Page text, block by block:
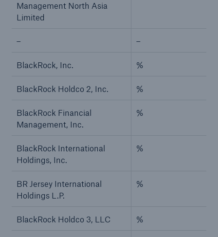
Management North Asia
Limited
– –
BlackRock, Inc. %
BlackRock Holdco 2, Inc. %
BlackRock Financial
Management, Inc.
%
BlackRock International
Holdings, Inc.
%
BR Jersey International
Holdings L.P.
%
BlackRock Holdco 3, LLC %